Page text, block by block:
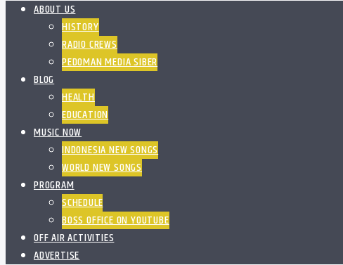
ABOUT US
HISTORY
RADIO CREWS
PEDOMAN MEDIA SIBER
BLOG
HEALTH
EDUCATION
MUSIC NOW
INDONESIA NEW SONGS
WORLD NEW SONGS
PROGRAM
SCHEDULE
BOSS OFFICE ON YOUTUBE
OFF AIR ACTIVITIES
ADVERTISE